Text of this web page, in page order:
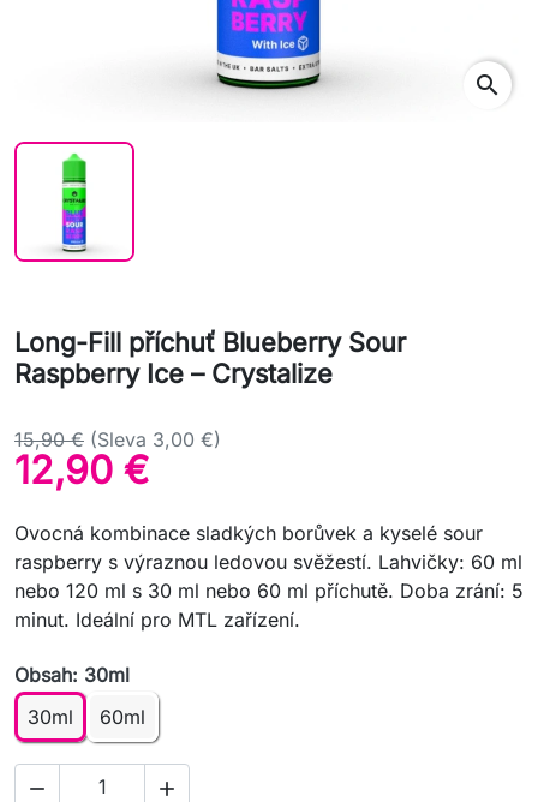
search
Long-Fill příchuť Blueberry Sour
Raspberry Ice – Crystalize
15,90 € (Sleva 3,00 €)
12,90 €
Ovocná kombinace sladkých borůvek a kyselé sour
raspberry s výraznou ledovou svěžestí. Lahvičky: 60 ml
nebo 120 ml s 30 ml nebo 60 ml příchutě. Doba zrání: 5
minut. Ideální pro MTL zařízení.
Obsah: 30ml
30ml
60ml
 